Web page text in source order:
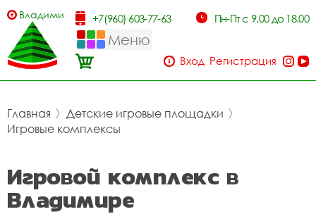
Владимир +7(960) 603-77-63 Пн-Пт с 9.00 до 18.00
Меню
Вход Регистрация
Главная 〉 Детские игровые площадки 〉
Игровые комплексы
Игровой комплекс в
Владимире